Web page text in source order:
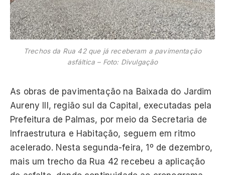
Trechos da Rua 42 que já receberam a pavimentação
asfáltica – Foto: Divulgação
As obras de pavimentação na Baixada do Jardim
Aureny III, região sul da Capital, executadas pela
Prefeitura de Palmas, por meio da Secretaria de
Infraestrutura e Habitação, seguem em ritmo
acelerado. Nesta segunda-feira, 1º de dezembro,
mais um trecho da Rua 42 recebeu a aplicação